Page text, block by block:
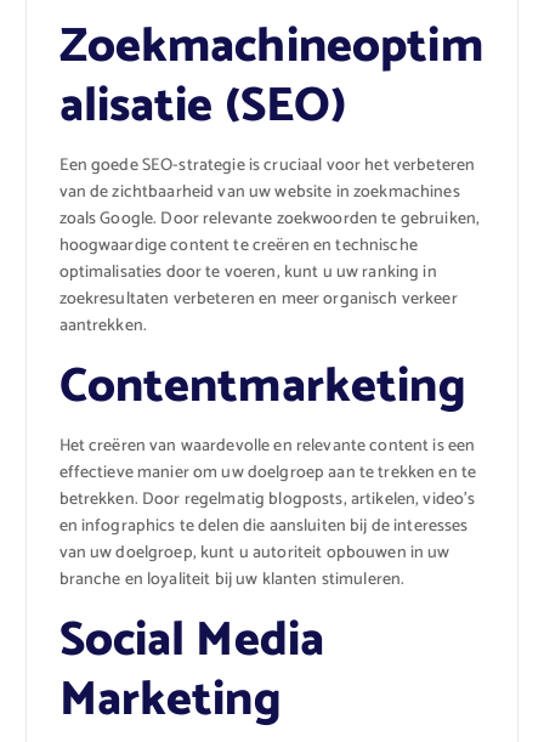
Zoekmachineoptim
alisatie (SEO)
Een goede SEO-strategie is cruciaal voor het verbeteren
van de zichtbaarheid van uw website in zoekmachines
zoals Google. Door relevante zoekwoorden te gebruiken,
hoogwaardige content te creëren en technische
optimalisaties door te voeren, kunt u uw ranking in
zoekresultaten verbeteren en meer organisch verkeer
aantrekken.
Contentmarketing
Het creëren van waardevolle en relevante content is een
effectieve manier om uw doelgroep aan te trekken en te
betrekken. Door regelmatig blogposts, artikelen, video’s
en infographics te delen die aansluiten bij de interesses
van uw doelgroep, kunt u autoriteit opbouwen in uw
branche en loyaliteit bij uw klanten stimuleren.
Social Media
Marketing